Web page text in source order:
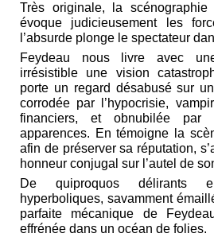
Très originale, la scénographie
évoque judicieusement les
l’absurde plonge le spectateur
Feydeau nous livre avec
irrésistible une vision
porte un regard désabusé sur
corrodée par l’hypocrisie,
financiers, et obnubilée par
apparences. En témoigne la
afin de préserver sa réputation,
honneur conjugal sur l’autel de
De quiproquos délirants
hyperboliques, savamment
parfaite mécanique de
effrénée dans un océan de folies.